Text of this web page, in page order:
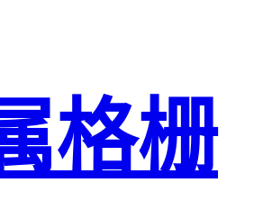
格栅